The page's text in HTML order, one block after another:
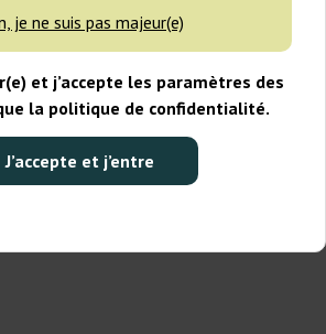
je ne suis pas majeur(e)
et j’accepte les paramètres des
la politique de confidentialité.
J’accepte et j’entre